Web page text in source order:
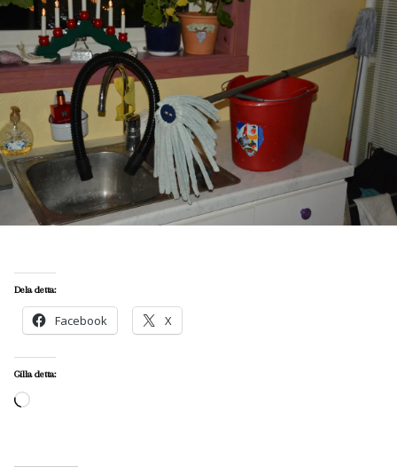
Dela detta:
Facebook X
Gilla detta:
Laddar